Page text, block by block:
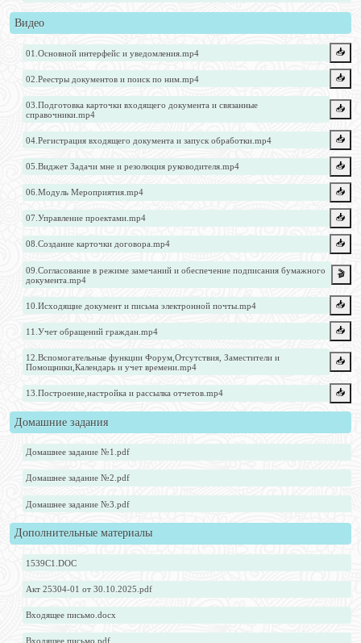
Видео
01.Основной интерфейс и уведомления.mp4 📥️
02.Реестры документов и поиск по ним.mp4 📥️
03.Подготовка карточки входящего документа и связанные
справочники.mp4
📥️
04.Регистрация входящего документа и запуск обработки.mp4 📥️
05.Виджет Задачи мне и резолюция руководителя.mp4 📥️
06.Модуль Мероприятия.mp4 📥️
07.Управление проектами.mp4 📥️
08.Создание карточки договора.mp4 📥️
09.Согласование в режиме замечаний и обеспечение подписания бумажного
документа.mp4
🎬
10.Исходящие документ и письма электронной почты.mp4 📥️
11.Учет обращений граждан.mp4 📥️
12.Вспомогательные функции Форум,Отсутствия, Заместители и
Помощники,Календарь и учет времени.mp4
📥️
13.Построение,настройка и рассылка отчетов.mp4 📥️
Домашние задания
Домашнее задание №1.pdf
Домашнее задание №2.pdf
Домашнее задание №3.pdf
Дополнительные материалы
1539C1.DOC
Акт 25304-01 от 30.10.2025.pdf
Входящее письмо.docx
Входящее письмо.pdf